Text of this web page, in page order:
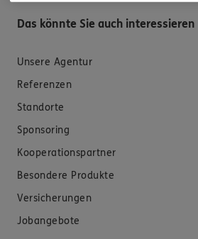
Das könnte Sie auch interessieren
Unsere Agentur
Referenzen
Standorte
Sponsoring
Kooperationspartner
Besondere Produkte
Versicherungen
Jobangebote